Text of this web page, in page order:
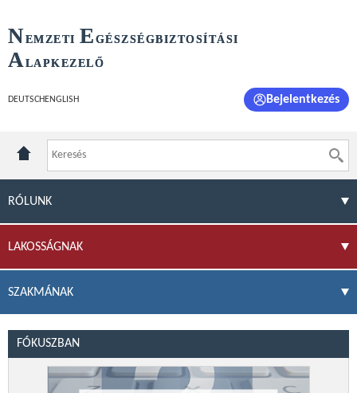
NEMZETI E GÉSZSÉGBIZTOSÍTÁSI
ALAPKEZELŐ
DEUTSCH ENGLISH Bejelentkezés
RÓLUNK
LAKOSSÁGNAK
SZAKMÁNAK
FÓKUSZBAN